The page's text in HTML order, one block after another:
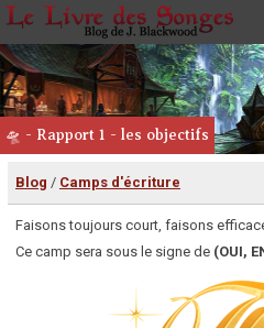
🛸 - Rapport 1 - les objectifs
Blog / Camps d'écriture
Faisons toujours court, faisons
Ce camp sera sous le signe de (OUI,